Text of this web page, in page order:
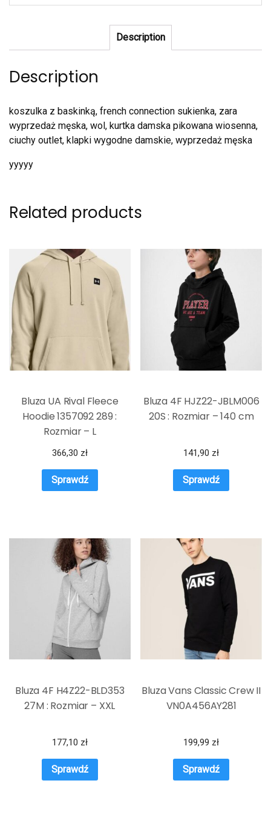
Description
Description
koszulka z baskinką, french connection sukienka, zara
wyprzedaż męska, wol, kurtka damska pikowana wiosenna,
ciuchy outlet, klapki wygodne damskie, wyprzedaż męska
yyyyy
Related products
Bluza UA Rival Fleece
Hoodie 1357092 289 :
Rozmiar – L
366,30 zł
Sprawdź
Bluza 4F HJZ22-JBLM006
20S : Rozmiar – 140 cm
141,90 zł
Sprawdź
Bluza 4F H4Z22-BLD353
27M : Rozmiar – XXL
177,10 zł
Sprawdź
Bluza Vans Classic Crew II
VN0A456AY281
199,99 zł
Sprawdź